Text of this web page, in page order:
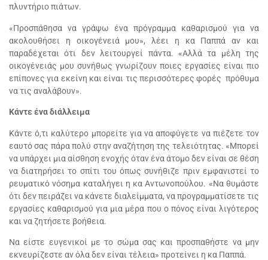
πλυντήριο πιάτων.
«Προσπάθησα να γράψω ένα πρόγραμμα καθαρισμού για να
ακολουθήσει η οικογένειά μου», λέει η κα Παππά αν και
παραδέχεται ότι δεν λειτουργεί πάντα. «Αλλά τα μέλη της
οικογένειάς μου συνήθως γνωρίζουν ποιες εργασίες είναι πιο
επίπονες για εκείνη και είναι τις περισσότερες φορές πρόθυμα
να τις αναλάβουν».
Κάντε ένα διάλλειμα
Κάντε ό,τι καλύτερο μπορείτε για να αποφύγετε να πιέζετε τον
εαυτό σας πάρα πολύ στην αναζήτηση της τελειότητας. «Μπορεί
να υπάρχει μια αίσθηση ενοχής όταν ένα άτομο δεν είναι σε θέση
να διατηρήσει το σπίτι του όπως συνήθιζε πριν εμφανιστεί το
ρευματικό νόσημα καταλήγει η κα Αντωνοπούλου. «Να θυμάστε
ότι δεν πειράζει να κάνετε διαλείμματα, να προγραμματίσετε τις
εργασίες καθαρισμού για μια μέρα που ο πόνος είναι λιγότερος
και να ζητήσετε βοήθεια.
Να είστε ευγενικοί με το σώμα σας και προσπαθήστε να μην
εκνευρίζεστε αν όλα δεν είναι τέλεια» προτείνει η κα Παππά.